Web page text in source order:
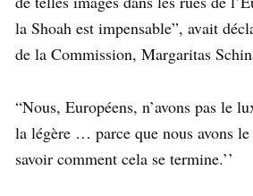
la Shoah est impensable”, avait
de la Commission, Margaritas
“Nous, Européens, n’avons pas le
la légère … parce que nous avons
savoir comment cela se termine.’’